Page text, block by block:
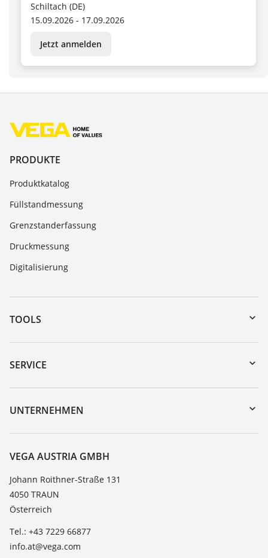
Schiltach (DE)
15.09.2026 - 17.09.2026
Jetzt anmelden
PRODUKTE
Produktkatalog
Füllstandmessung
Grenzstanderfassung
Druckmessung
Digitalisierung
TOOLS
Download-Center
Gerätesuche (Seriennummer)
DTM Collection/PACTware
SERVICE
Geräterücksendung
Trainings
TeamViewer
UNTERNEHMEN
Karriere
Über VEGA
Kontakt
News
Presse
Blog
VEGA AUSTRIA GMBH
Johann Roithner-Straße 131
4050 TRAUN
Österreich
Tel.: +43 7229 66877
info.at@vega.com